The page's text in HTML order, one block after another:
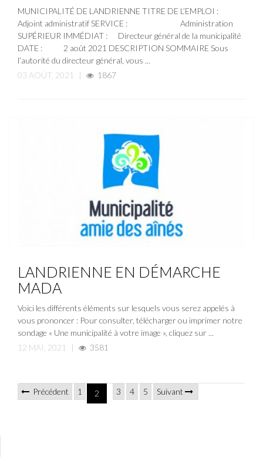
MUNICIPALITÉ DE LANDRIENNE TITRE DE L’EMPLOI :
Adjoint administratif SERVICE : Administration
SUPÉRIEUR IMMÉDIAT : Directeur général de la municipalité
DATE : 2 août 2021 DESCRIPTION SOMMAIRE Sous
l’autorité du directeur général, vous ...
03 AOÛT, 2021
| 1867
LANDRIENNE EN DÉMARCHE
MADA
Voici les différents éléments sur lesquels vous serez appelés à
vous prononcer : Pour consulter, télécharger ou imprimer notre
sondage « Une municipalité à votre image », cliquez sur ...
12 MAI, 2021
| 3581
Précédent 1 2 3 4 5 Suivant